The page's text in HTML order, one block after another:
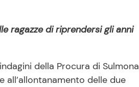
ragazze di riprendersi gli anni
della Procura di Sulmona
delle due